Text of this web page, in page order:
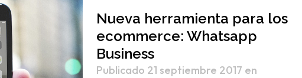
Nueva herramienta para los
ecommerce: Whatsapp
Business
Publicado 21 septiembre 2017 en